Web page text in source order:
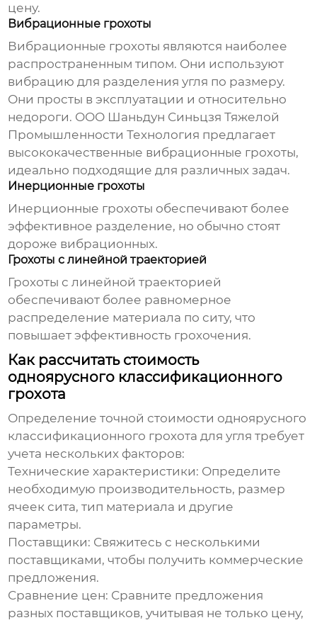
цену.
Вибрационные грохоты
Вибрационные грохоты являются наиболее
распространенным типом. Они используют
вибрацию для разделения угля по размеру.
Они просты в эксплуатации и относительно
недороги. ООО Шаньдун Синьцзя Тяжелой
Промышленности Технология предлагает
высококачественные вибрационные грохоты,
идеально подходящие для различных задач.
Инерционные грохоты
Инерционные грохоты обеспечивают более
эффективное разделение, но обычно стоят
дороже вибрационных.
Грохоты с линейной траекторией
Грохоты с линейной траекторией
обеспечивают более равномерное
распределение материала по ситу, что
повышает эффективность грохочения.
Как рассчитать стоимость
одноярусного классификационного
грохота
Определение точной стоимости одноярусного
классификационного грохота для угля требует
учета нескольких факторов:
Технические характеристики: Определите
необходимую производительность, размер
ячеек сита, тип материала и другие
параметры.
Поставщики: Свяжитесь с несколькими
поставщиками, чтобы получить коммерческие
предложения.
Сравнение цен: Сравните предложения
разных поставщиков, учитывая не только цену,